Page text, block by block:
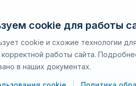
моряков и судоходные
среде.
cookie для работы
cookie и схожие технологии
работы сайта.
в наших документах.